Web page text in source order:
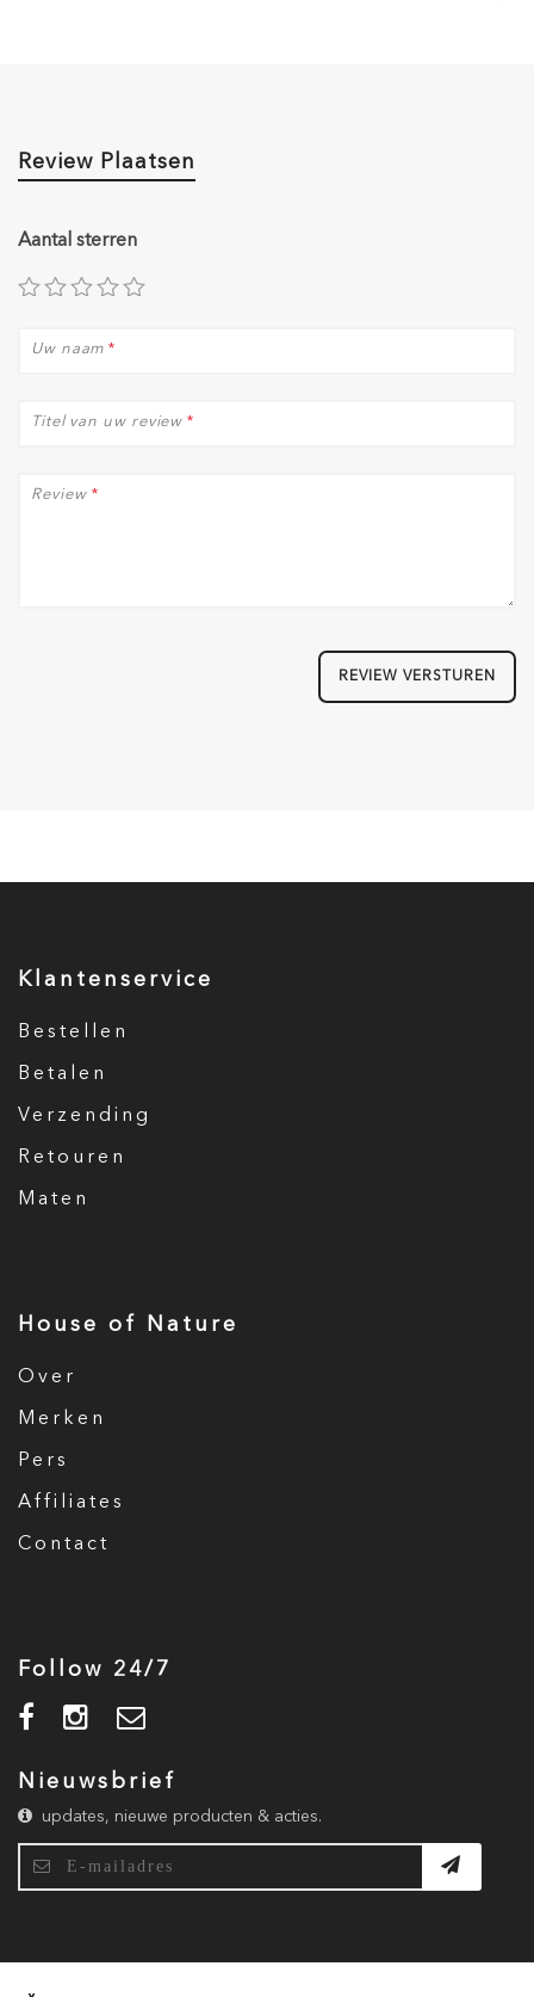
Review Plaatsen
Aantal sterren
*
Uw naam
*
Titel van uw review
*
Review
REVIEW VERSTUREN
Klantenservice
Bestellen
Betalen
Verzending
Retouren
Maten
House of Nature
Over
Merken
Pers
Affiliates
Contact
Follow 24/7
Nieuwsbrief
updates, nieuwe producten & acties.